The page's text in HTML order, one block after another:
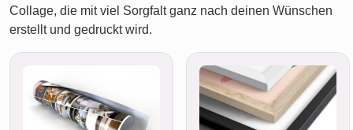
Collage, die mit viel Sorgfalt ganz nach deinen Wünschen
erstellt und gedruckt wird.